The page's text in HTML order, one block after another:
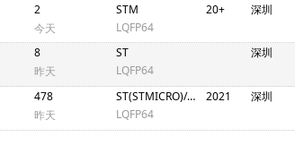
2
今天
STM
LQFP64
20+ 深圳
8
昨天
ST
LQFP64
深圳
478
昨天
ST(STMICRO)/意法半导体
LQFP64
2021 深圳